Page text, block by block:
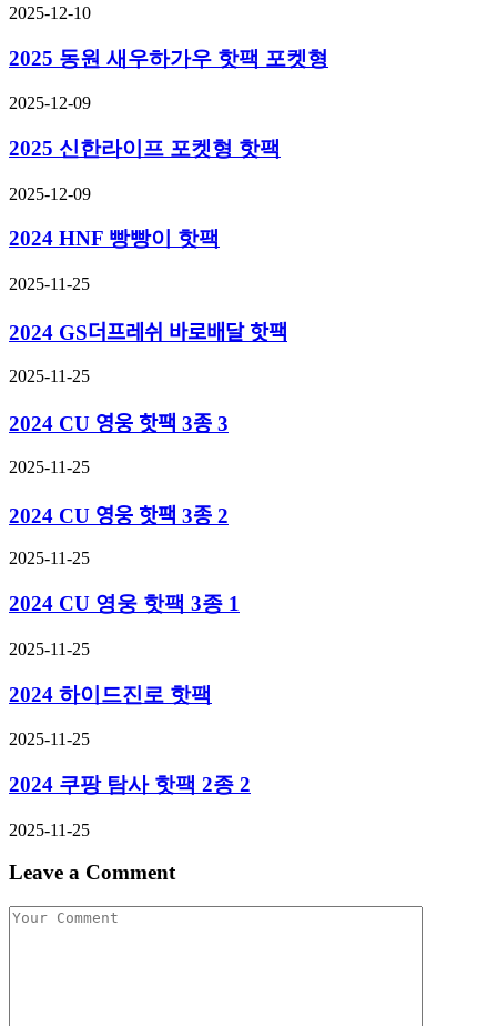
2025-12-10
2025 동원 새우하가우 핫팩 포켓형
2025-12-09
2025 신한라이프 포켓형 핫팩
2025-12-09
2024 HNF 빵빵이 핫팩
2025-11-25
2024 GS더프레쉬 바로배달 핫팩
2025-11-25
2024 CU 영웅 핫팩 3종 3
2025-11-25
2024 CU 영웅 핫팩 3종 2
2025-11-25
2024 CU 영웅 핫팩 3종 1
2025-11-25
2024 하이드진로 핫팩
2025-11-25
2024 쿠팡 탐사 핫팩 2종 2
2025-11-25
Leave a Comment